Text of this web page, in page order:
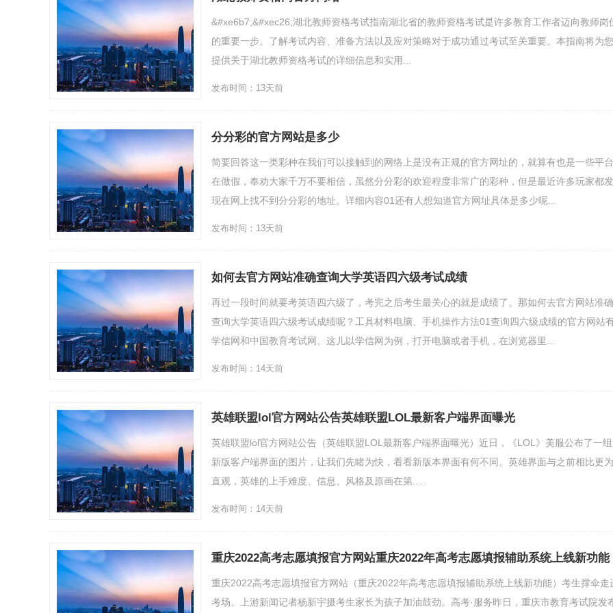
&#xe6b7;&#xec26;湖北教师资格考试指南湖北省的教师资格考试是许多教育工作者迈向教师岗
的重要一步。了解考试内容、准备方法以及应对策略对于成功通过考试至关重要。本指南将为您
提供关于湖北教师资格考试的详细信息和实用...
发布时间：13天前
分分彩的官方网站是多少
简要回答这一类彩种在我们可以接触到的网络上是没有正规的官方网址的，就算有也是一些平台
在做假，奉劝大家千万不要相信，虽然分分彩的欢迎程度非常广的彩种，但是最近许多玩家都发
现在网上找不到分分彩的地址。详细内容01还有人想知道官方网址具体是多少呢...
发布时间：13天前
如何去官方网站准确查询大学英语四六级考试成绩
再过一段时间就要考英语四六级了，考完之后考生最关心的就是成绩了。那如何去官方网站准确
查询大学英语四六级考试成绩呢？工具材料电脑、手机操作方法01查询四六级成绩的官方网站
学信网和中国教育考试网。这儿以学信网为例，打开电脑或者手机，在浏览器里...
发布时间：14天前
英雄联盟lol官方网站公告英雄联盟LOL最新客户端界面曝光
英雄联盟lol官方网站公告（英雄联盟LOL最新客户端界面曝光）近日，《LOL》美服公布了一组
新版客户端界面的图片，让我们先睹为快，看看新版本界面有何不同。英雄界面与之前相比更为
直观，英雄的上手难度、信息、风格及原画在第.....
发布时间：14天前
重庆2022高考志愿填报官方网站重庆2022年高考志愿填报辅助系统上线新功能
重庆2022高考志愿填报官方网站（重庆2022年高考志愿填报辅助系统上线新功能）考生撑伞走
考场。上游新闻记者杨新宇摄考生家长为孩子加油鼓劲。高考·服务昨日，重庆市教育考试院发